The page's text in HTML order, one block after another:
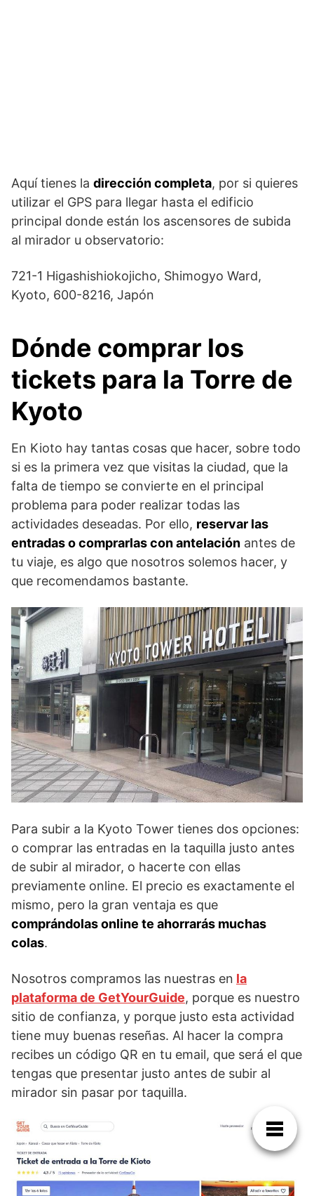
Aquí tienes la dirección completa, por si quieres
utilizar el GPS para llegar hasta el edificio
principal donde están los ascensores de subida
al mirador u observatorio:
721-1 Higashishiokojicho, Shimogyo Ward,
Kyoto, 600-8216, Japón
Dónde comprar los
tickets para la Torre de
Kyoto
En Kioto hay tantas cosas que hacer, sobre todo
si es la primera vez que visitas la ciudad, que la
falta de tiempo se convierte en el principal
problema para poder realizar todas las
actividades deseadas. Por ello, reservar las
entradas o comprarlas con antelación antes de
tu viaje, es algo que nosotros solemos hacer, y
que recomendamos bastante.
Para subir a la Kyoto Tower tienes dos opciones:
o comprar las entradas en la taquilla justo antes
de subir al mirador, o hacerte con ellas
previamente online. El precio es exactamente el
mismo, pero la gran ventaja es que
comprándolas online te ahorrarás muchas
colas.
Nosotros compramos las nuestras en la
plataforma de GetYourGuide, porque es nuestro
sitio de confianza, y porque justo esta actividad
tiene muy buenas reseñas. Al hacer la compra
recibes un código QR en tu email, que será el que
tengas que presentar justo antes de subir al
mirador sin pasar por taquilla.